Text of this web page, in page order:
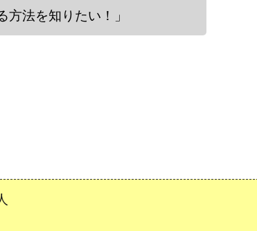
法を知りたい！」